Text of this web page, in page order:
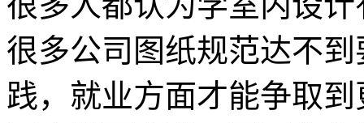
很多公司图纸规范达不
践，就业方面才能争取